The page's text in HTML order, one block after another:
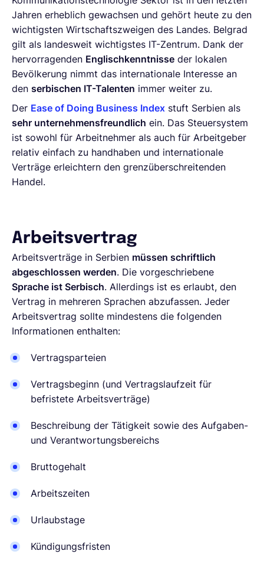
Jahren erheblich gewachsen und gehört heute zu den
wichtigsten Wirtschaftszweigen des Landes. Belgrad
gilt als landesweit wichtigstes IT-Zentrum. Dank der
hervorragenden Englischkenntnisse der lokalen
Bevölkerung nimmt das internationale Interesse an
den serbischen IT-Talenten immer weiter zu.
Der Ease of Doing Business Index stuft Serbien als
sehr unternehmensfreundlich ein. Das Steuersystem
ist sowohl für Arbeitnehmer als auch für Arbeitgeber
relativ einfach zu handhaben und internationale
Verträge erleichtern den grenzüberschreitenden
Handel.
Arbeitsvertrag
Arbeitsverträge in Serbien müssen schriftlich
abgeschlossen werden. Die vorgeschriebene
Sprache ist Serbisch. Allerdings ist es erlaubt, den
Vertrag in mehreren Sprachen abzufassen. Jeder
Arbeitsvertrag sollte mindestens die folgenden
Informationen enthalten:
Vertragsparteien
Vertragsbeginn (und Vertragslaufzeit für
befristete Arbeitsverträge)
Beschreibung der Tätigkeit sowie des Aufgaben-
und Verantwortungsbereichs
Bruttogehalt
Arbeitszeiten
Urlaubstage
Kündigungsfristen